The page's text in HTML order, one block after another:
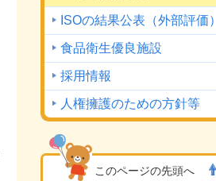
ISOの結果公表 （外部評価）
食品衛生優良施設
採用情報
人権擁護のための方針等
このページの先頭へ